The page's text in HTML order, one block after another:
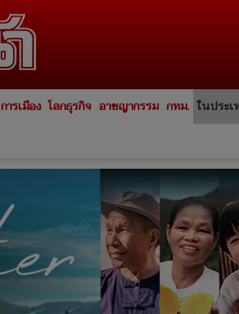
การเมือง โลกธุรกิจ อาชญากรรม กทม. ในประเ